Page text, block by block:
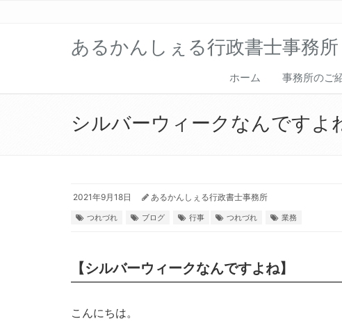
あるかんしぇる行政書士事務所
ホーム 事務所のご
シルバーウィークなんですよ
2021年9月18日 あるかんしぇる行政書士事務所
つれづれ ブログ 行事 つれづれ 業務
【シルバーウィークなんですよね】
こんにちは。